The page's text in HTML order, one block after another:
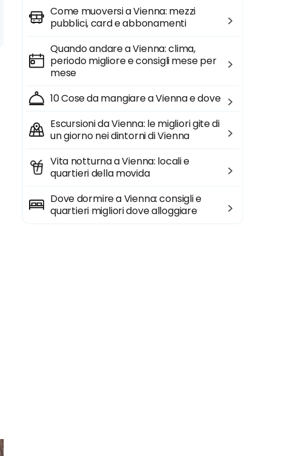
Come muoversi a Vienna: mezzi
pubblici, card e abbonamenti
Quando andare a Vienna: clima,
periodo migliore e consigli mese per
mese
10 Cose da mangiare a Vienna e dove
Escursioni da Vienna: le migliori gite di
un giorno nei dintorni di Vienna
Vita notturna a Vienna: locali e
quartieri della movida
Dove dormire a Vienna: consigli e
quartieri migliori dove alloggiare